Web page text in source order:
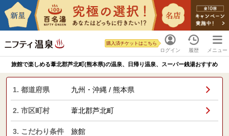
ログイン
購入済チケットはこちら
履歴 メニュー
旅館で楽しめる葦北郡芦北町(熊本県)の温泉、日帰り温泉、スーパー銭湯おすすめ
1. 都道府県 九州・沖縄 / 熊本県
2. 市区町村 葦北郡芦北町
3. こだわり条件 旅館